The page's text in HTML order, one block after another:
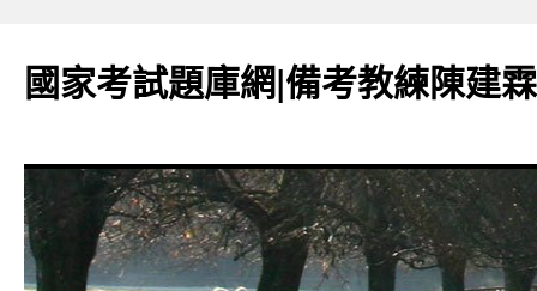
國家考試題庫網|備考教練陳建霖